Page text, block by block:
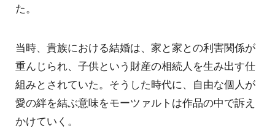
た。
当時、貴族における結婚は、家と家との利害関係が
重んじられ、子供という財産の相続人を生み出す仕
組みとされていた。そうした時代に、自由な個人が
愛の絆を結ぶ意味をモーツァルトは作品の中で訴え
かけていく。